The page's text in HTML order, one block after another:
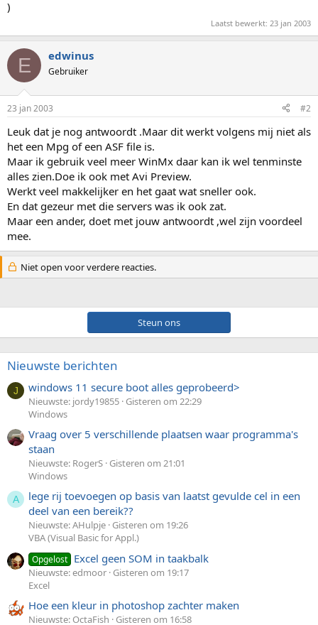
)
Laatst bewerkt: 23 jan 2003
E edwinus
Gebruiker
23 jan 2003 #2
Leuk dat je nog antwoordt .Maar dit werkt volgens mij niet als
het een Mpg of een ASF file is.
Maar ik gebruik veel meer WinMx daar kan ik wel tenminste
alles zien.Doe ik ook met Avi Preview.
Werkt veel makkelijker en het gaat wat sneller ook.
En dat gezeur met die servers was ik ook zat.
Maar een ander, doet met jouw antwoordt ,wel zijn voordeel
mee.
Niet open voor verdere reacties.
Steun ons
Nieuwste berichten
J windows 11 secure boot alles geprobeerd>
Nieuwste: jordy19855 Gisteren om 22:29
Windows
Vraag over 5 verschillende plaatsen waar programma's
staan
Nieuwste: RogerS Gisteren om 21:01
Windows
A
lege rij toevoegen op basis van laatst gevulde cel in een
deel van een bereik??
Nieuwste: AHulpje Gisteren om 19:26
VBA (Visual Basic for Appl.)
Opgelost Excel geen SOM in taakbalk
Nieuwste: edmoor Gisteren om 19:17
Excel
Hoe een kleur in photoshop zachter maken
Nieuwste: OctaFish Gisteren om 16:58